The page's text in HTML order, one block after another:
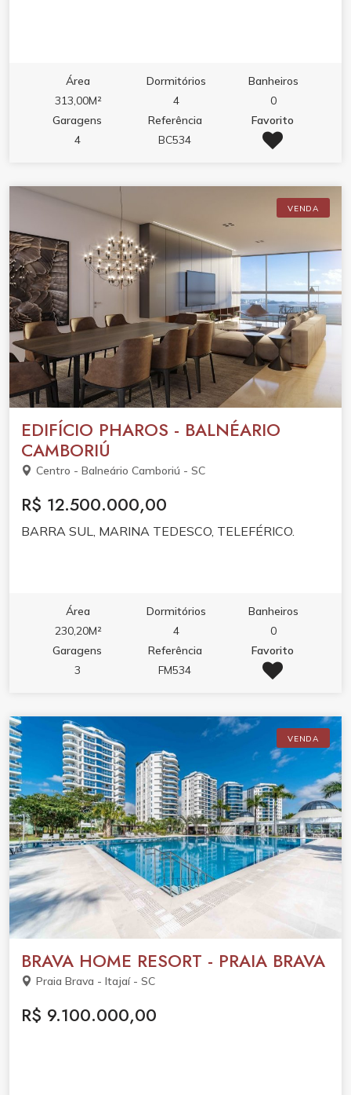
Área
313,00M²
Dormitórios
4
Banheiros
0
Garagens
4
Referência
BC534
Favorito
VENDA
EDIFÍCIO PHAROS - BALNÉARIO
CAMBORIÚ
Centro - Balneário Camboriú - SC
R$ 12.500.000,00
BARRA SUL, MARINA TEDESCO, TELEFÉRICO.
Área
230,20M²
Dormitórios
4
Banheiros
0
Garagens
3
Referência
FM534
Favorito
VENDA
BRAVA HOME RESORT - PRAIA BRAVA
Praia Brava - Itajaí - SC
R$ 9.100.000,00